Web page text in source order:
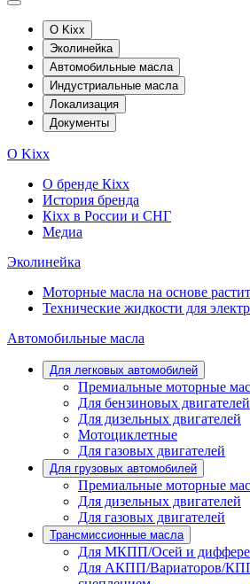
О Kixx
Эколинейка
Автомобильные масла
Индустриальные масла
Локализация
Документы
О Kixx
О бренде Кіхх
История бренда
Кіхx в России и СНГ
Медиа
Эколинейка
Моторные масла на основе
Технические жидкости для
Автомобильные масла
Для легковых автомобилей
Премиальные моторные
Для бензиновых двигателей
Для дизельных двигателей
Мотоциклетные
Для газовых двигателей
Для грузовых автомобилей
Премиальные моторные
Для дизельных двигателей
Для газовых двигателей
Трансмиссионные масла
Для МКПП/Осей и
Для АКПП/Вариаторов/